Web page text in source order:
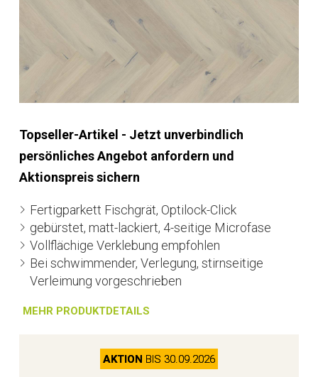
Topseller-Artikel - Jetzt unverbindlich
persönliches Angebot anfordern und
Aktionspreis sichern
Fertigparkett Fischgrät, Optilock-Click
gebürstet, matt-lackiert, 4-seitige Microfase
Vollflächige Verklebung empfohlen
Bei schwimmender, Verlegung, stirnseitige
Verleimung vorgeschrieben
MEHR PRODUKTDETAILS
AKTION BIS 30.09.2026